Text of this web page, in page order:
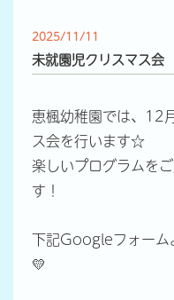
2025/11/11
未就園児クリスマス会
恵楓幼稚園では、12
ス会を行います☆
楽しいプログラムを
す！
下記Googleフォーム
💛